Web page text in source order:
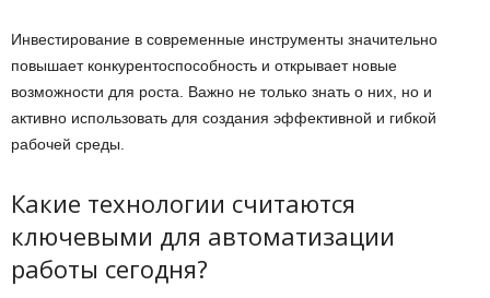
Инвестирование в современные инструменты значительно
повышает конкурентоспособность и открывает новые
возможности для роста. Важно не только знать о них, но и
активно использовать для создания эффективной и гибкой
рабочей среды.
Какие технологии считаются
ключевыми для автоматизации
работы сегодня?